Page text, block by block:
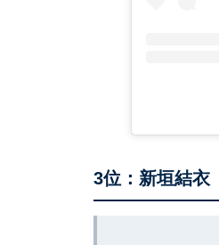
3位：新垣結衣